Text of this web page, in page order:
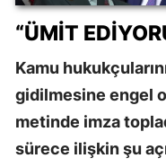
“ÜMIT
Kamu
gidilmesine engel
metinde imza
sürece ilişkin şu